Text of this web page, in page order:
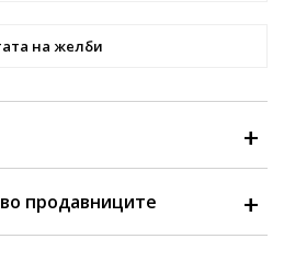
на желби
продавниците